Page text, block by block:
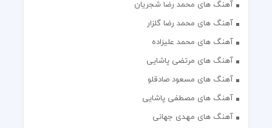
آهنگ های محمد رضا شجریان
آهنگ های محمد رضا گلزار
آهنگ های محمد علیزاده
آهنگ های مرتضی پاشایی
آهنگ های مسعود صادقلو
آهنگ های مصطفی پاشایی
آهنگ های مهدی جهانی